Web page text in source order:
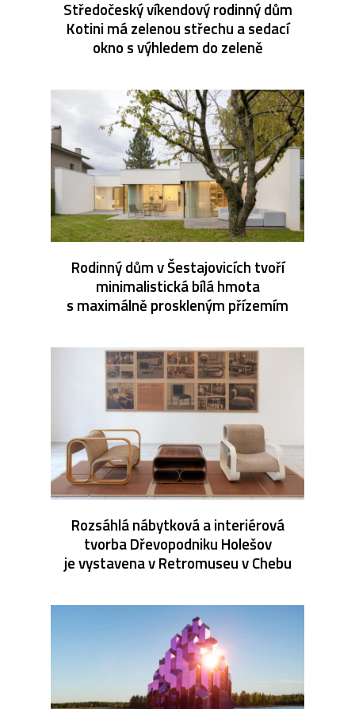
Středočeský víkendový rodinný dům
Kotini má zelenou střechu a sedací
okno s výhledem do zeleně
Rodinný dům v Šestajovicích tvoří
minimalistická bílá hmota
s maximálně proskleným přízemím
Rozsáhlá nábytková a interiérová
tvorba Dřevopodniku Holešov
je vystavena v Retromuseu v Chebu